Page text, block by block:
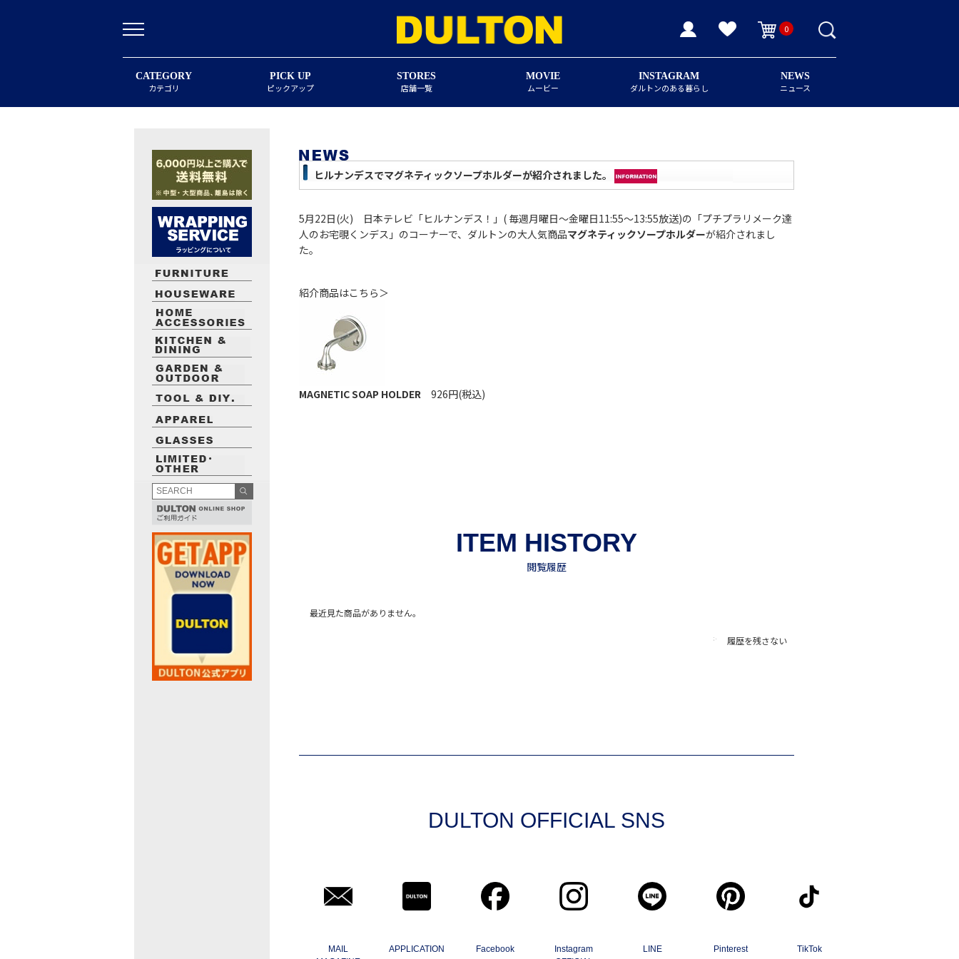
0
CATEGORY
カテゴリ
PICK UP
ピックアップ
STORES
店舗一覧
MOVIE
ムービー
INSTAGRAM
ダルトンのある暮らし
NEWS
ニュース
ヒルナンデスでマグネティックソープホルダーが紹介されました。
5月22日(火) 日本テレビ「ヒルナンデス！」( 毎週月曜日～金曜日11:55～13:55放送)の「プチプラリメーク達
人のお宅覗くンデス」のコーナーで、ダルトンの大人気商品マグネティックソープホルダーが紹介されまし
た。
紹介商品はこちら＞
MAGNETIC SOAP HOLDER 926円(税込)
最近見た商品がありません。
履歴を残さない
DULTON OFFICIAL SNS
MAIL
APPLICATION Facebook
Instagram
LINE Pinterest TikTok